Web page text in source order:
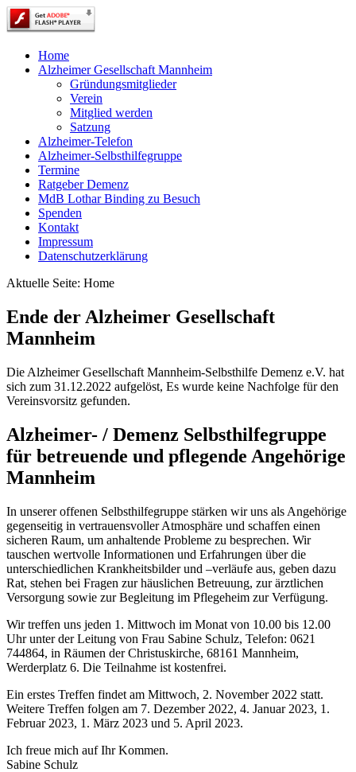
Home
Alzheimer Gesellschaft Mannheim
Gründungsmitglieder
Verein
Mitglied werden
Satzung
Alzheimer-Telefon
Alzheimer-Selbsthilfegruppe
Termine
Ratgeber Demenz
MdB Lothar Binding zu Besuch
Spenden
Kontakt
Impressum
Datenschutzerklärung
Aktuelle Seite: Home
Ende der Alzheimer Gesellschaft
Mannheim
Die Alzheimer Gesellschaft Mannheim-Selbsthilfe Demenz e.V. hat
sich zum 31.12.2022 aufgelöst, Es wurde keine Nachfolge für den
Vereinsvorsitz gefunden.
Alzheimer- / Demenz Selbsthilfegruppe
für betreuende und pflegende Angehörige
Mannheim
In unserer offenen Selbsthilfegruppe stärken wir uns als Angehörige
gegenseitig in vertrauensvoller Atmosphäre und schaffen einen
sicheren Raum, um anhaltende Probleme zu besprechen. Wir
tauschen wertvolle Informationen und Erfahrungen über die
unterschiedlichen Krankheitsbilder und –verläufe aus, geben dazu
Rat, stehen bei Fragen zur häuslichen Betreuung, zur ärztlichen
Versorgung sowie zur Begleitung im Pflegeheim zur Verfügung.
Wir treffen uns jeden 1. Mittwoch im Monat von 10.00 bis 12.00
Uhr unter der Leitung von Frau Sabine Schulz, Telefon: 0621
744864, in Räumen der Christuskirche, 68161 Mannheim,
Werderplatz 6. Die Teilnahme ist kostenfrei.
Ein erstes Treffen findet am Mittwoch, 2. November 2022 statt.
Weitere Treffen folgen am 7. Dezember 2022, 4. Januar 2023, 1.
Februar 2023, 1. März 2023 und 5. April 2023.
Ich freue mich auf Ihr Kommen.
Sabine Schulz